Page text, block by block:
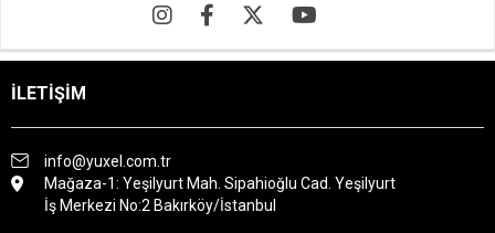
İLETİŞİM
info@yuxel.com.tr
Mağaza-1: Yeşilyurt Mah. Sipahioğlu Cad. Yeşilyurt
İş Merkezi No:2 Bakırköy/İstanbul